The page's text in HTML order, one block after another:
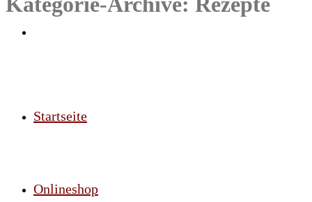
Startseite
Onlineshop